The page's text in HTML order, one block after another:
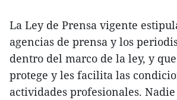
La Ley de Prensa vigente
agencias de prensa y los
dentro del marco de la ley, y
protege y les facilita las
actividades profesionales.